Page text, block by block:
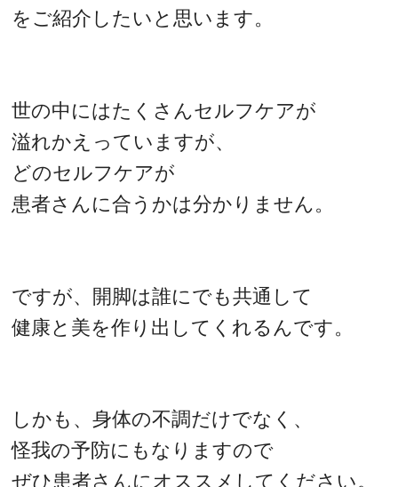
をご紹介したいと思います。
世の中にはたくさんセルフケアが
溢れかえっていますが、
どのセルフケアが
患者さんに合うかは分かりません。
ですが、開脚は誰にでも共通して
健康と美を作り出してくれるんです。
しかも、身体の不調だけでなく、
怪我の予防にもなりますので
ぜひ患者さんにオススメしてください。